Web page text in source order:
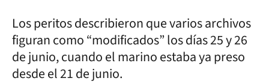
Los peritos describieron que varios archivos
figuran como “modificados” los días 25 y 26
de junio, cuando el marino estaba ya preso
desde el 21 de junio.